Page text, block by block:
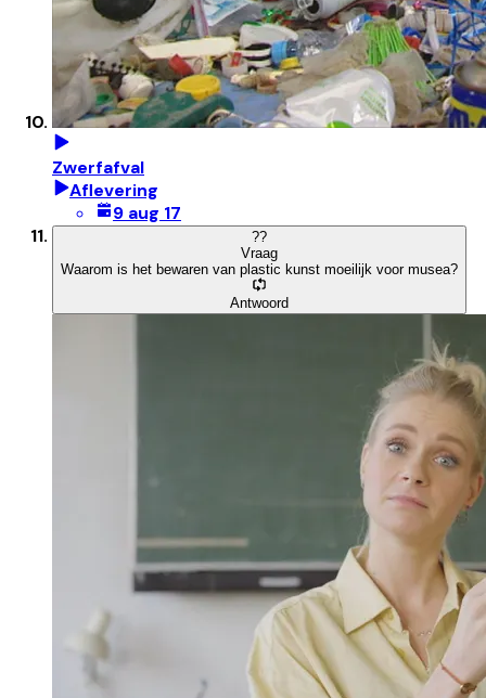
Zwerfafval
Aflevering
9 aug 17
??
Vraag
Waarom is het bewaren van plastic kunst moeilijk voor musea?
Antwoord